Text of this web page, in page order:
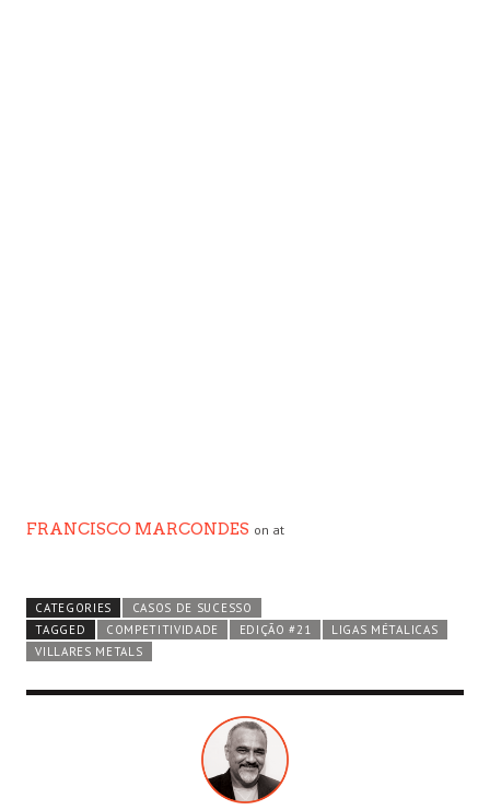
FRANCISCO MARCONDES on at
CATEGORIES
CASOS DE SUCESSO
TAGGED
COMPETITIVIDADE EDIÇÃO #21
LIGAS MÉTALICAS
VILLARES METALS